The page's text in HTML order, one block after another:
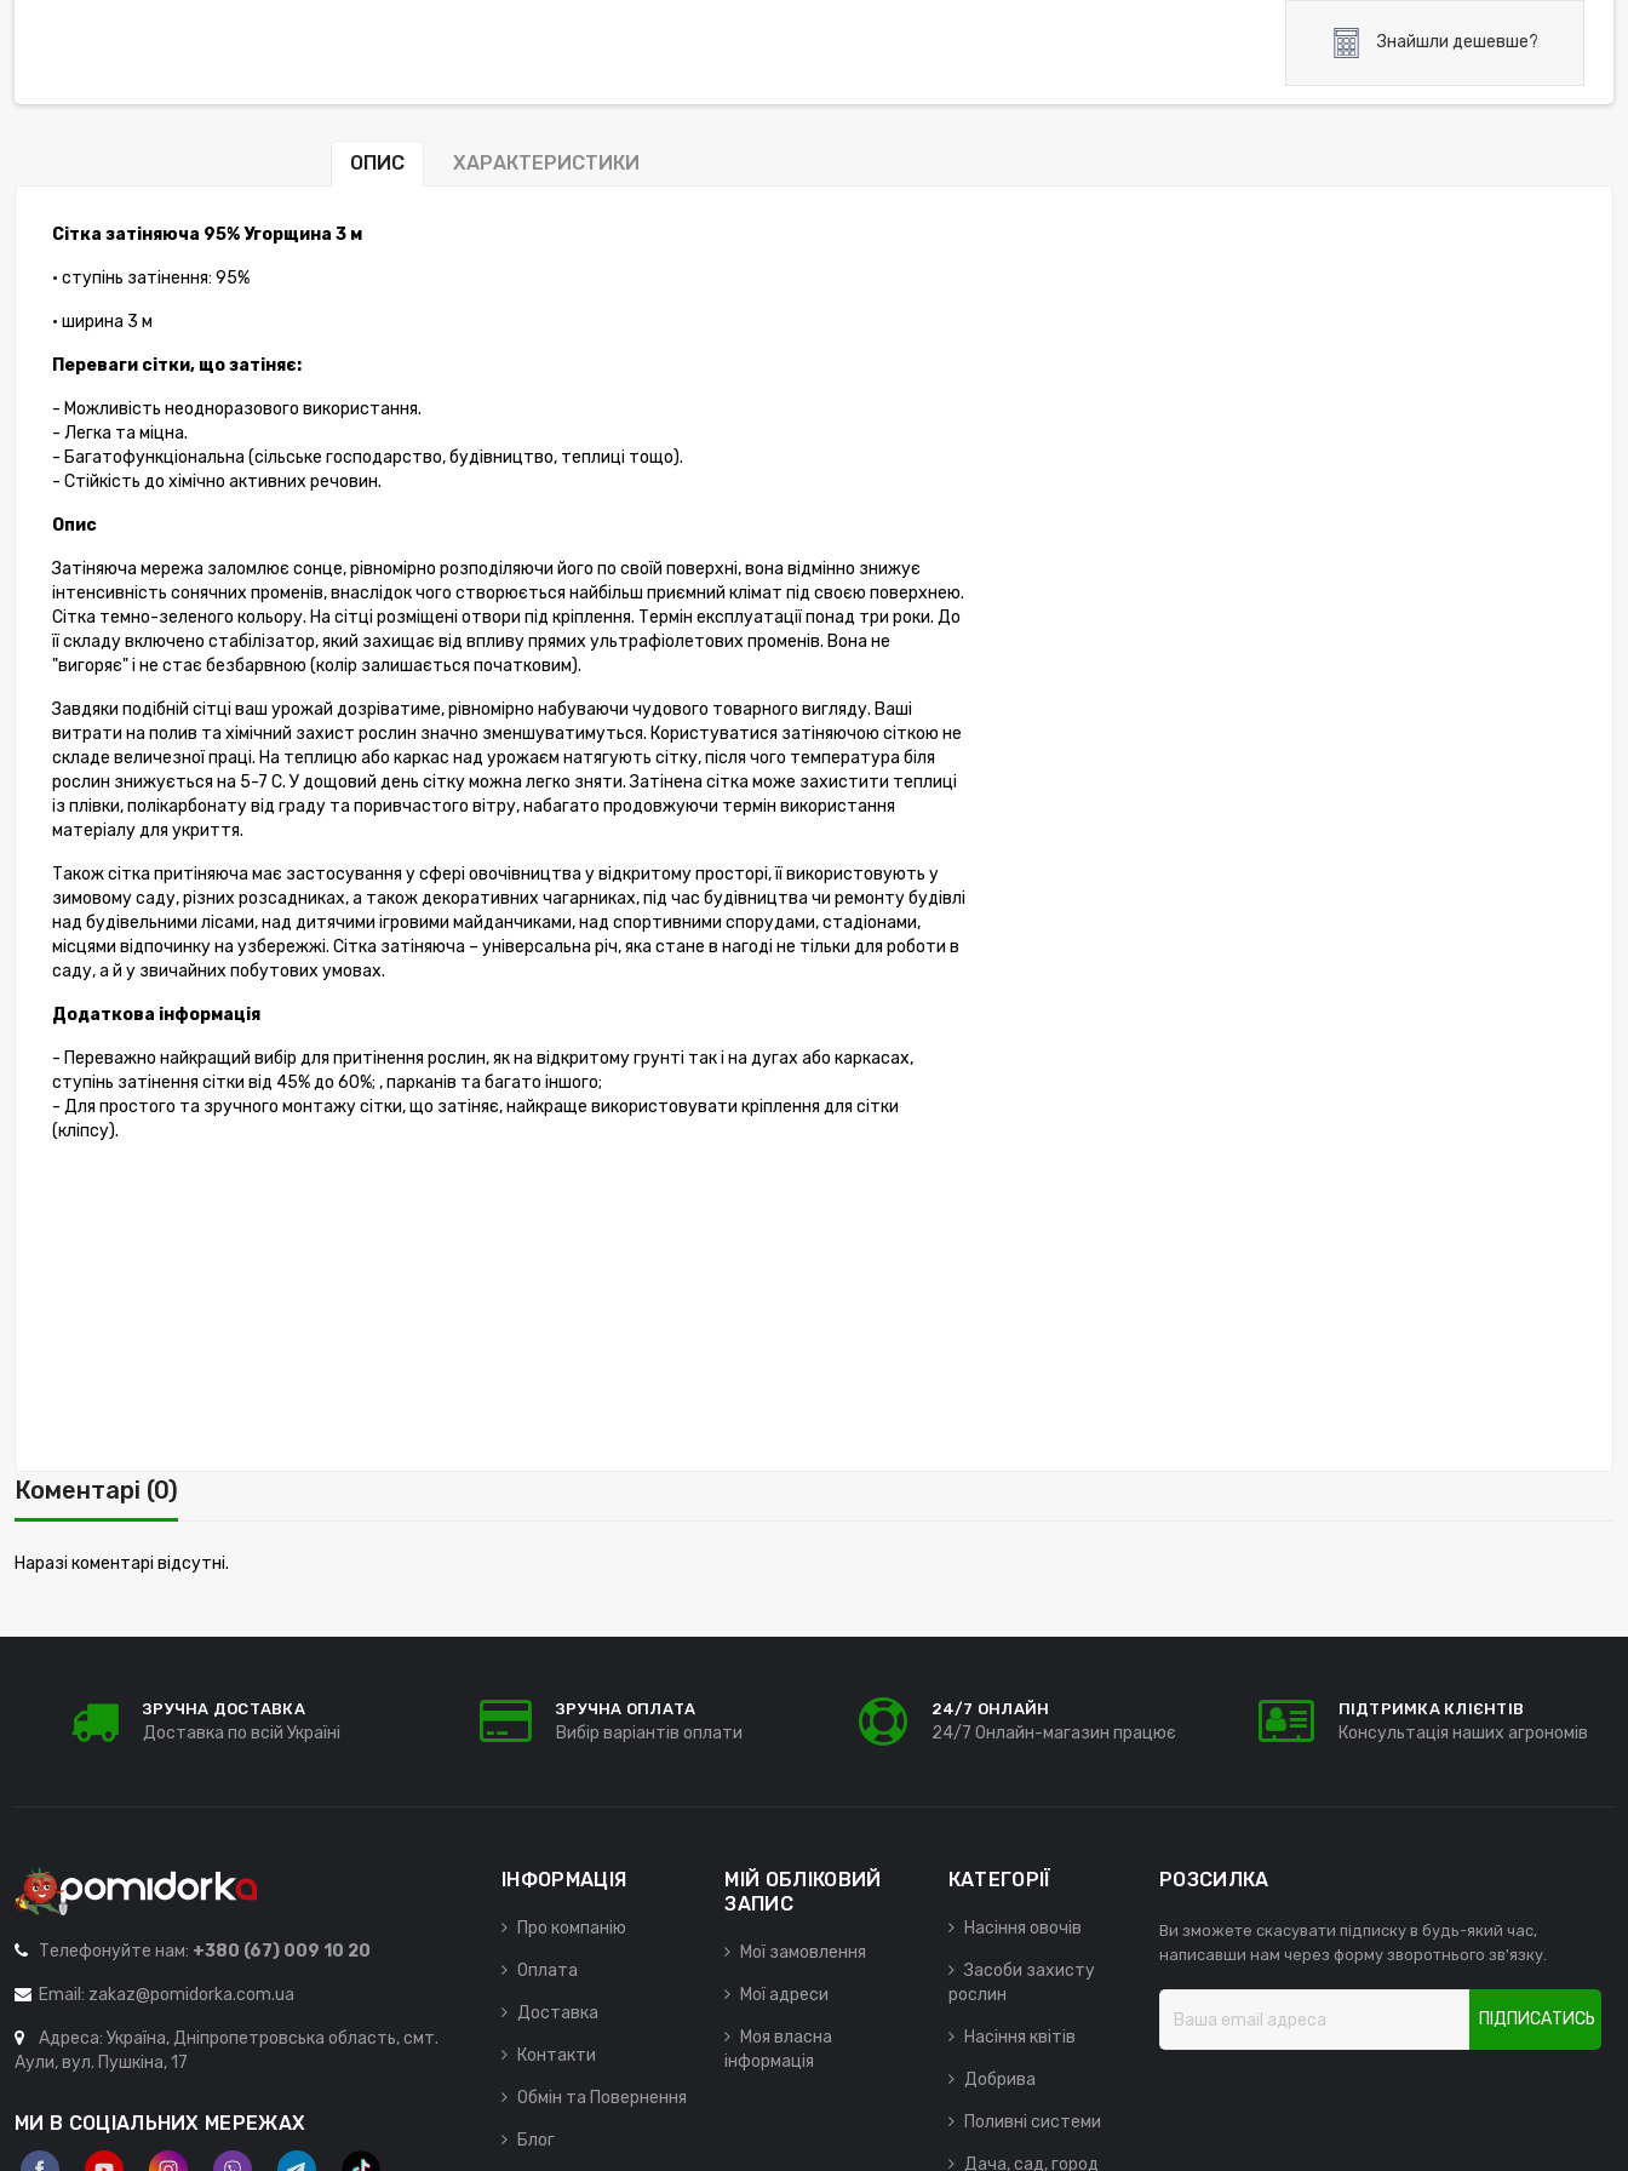
Знайшли дешевше?
ОПИС ХАРАКТЕРИСТИКИ
Сітка затіняюча 95% Угорщина 3 м
• ступінь затінення: 95%
• ширина 3 м
Переваги сітки, що затіняє:
- Можливість неодноразового використання.
- Легка та міцна.
- Багатофункціональна (сільське господарство, будівництво, теплиці тощо).
- Стійкість до хімічно активних речовин.
Опис
Затіняюча мережа заломлює сонце, рівномірно розподіляючи його по своїй поверхні, вона відмінно знижує
інтенсивність сонячних променів, внаслідок чого створюється найбільш приємний клімат під своєю поверхнею.
Сітка темно-зеленого кольору. На сітці розміщені отвори під кріплення. Термін експлуатації понад три роки. До
її складу включено стабілізатор, який захищає від впливу прямих ультрафіолетових променів. Вона не
"вигоряє" і не стає безбарвною (колір залишається початковим).
Завдяки подібній сітці ваш урожай дозріватиме, рівномірно набуваючи чудового товарного вигляду. Ваші
витрати на полив та хімічний захист рослин значно зменшуватимуться. Користуватися затіняючою сіткою не
складе величезної праці. На теплицю або каркас над урожаєм натягують сітку, після чого температура біля
рослин знижується на 5-7 С. У дощовий день сітку можна легко зняти. Затінена сітка може захистити теплиці
із плівки, полікарбонату від граду та поривчастого вітру, набагато продовжуючи термін використання
матеріалу для укриття.
Також сітка притіняюча має застосування у сфері овочівництва у відкритому просторі, її використовують у
зимовому саду, різних розсадниках, а також декоративних чагарниках, під час будівництва чи ремонту будівлі
над будівельними лісами, над дитячими ігровими майданчиками, над спортивними спорудами, стадіонами,
місцями відпочинку на узбережжі. Сітка затіняюча – універсальна річ, яка стане в нагоді не тільки для роботи в
саду, а й у звичайних побутових умовах.
Додаткова інформація
- Переважно найкращий вибір для притінення рослин, як на відкритому грунті так і на дугах або каркасах,
ступінь затінення сітки від 45% до 60%; , парканів та багато іншого;
- Для простого та зручного монтажу сітки, що затіняє, найкраще використовувати кріплення для сітки
(кліпсу).
Коментарі (0)
Наразі коментарі відсутні.
ЗРУЧНА ДОСТАВКА
Доставка по всій Україні
ЗРУЧНА ОПЛАТА
Вибір варіантів оплати
24/7 ОНЛАЙН
24/7 Онлайн-магазин працює
ПІДТРИМКА КЛІЄНТІВ
Консультація наших агрономів
Телефонуйте нам: +380 (67) 009 10 20
Email: zakaz@pomidorka.com.ua
Адреса: Україна, Дніпропетровська область, смт.
Аули, вул. Пушкіна, 17
МИ В СОЦІАЛЬНИХ МЕРЕЖАХ
ІНФОРМАЦІЯ
Про компанію
Оплата
Доставка
Контакти
Обмін та Повернення
Блог
МІЙ ОБЛІКОВИЙ
ЗАПИС
Мої замовлення
Мої адреси
Моя власна
інформація
КАТЕГОРІЇ
Насіння овочів
Засоби захисту
рослин
Насіння квітів
Добрива
Поливні системи
Дача, сад, город
РОЗСИЛКА
Ви зможете скасувати підписку в будь-який час,
написавши нам через форму зворотнього зв'язку.
ПІДПИСАТИСЬ